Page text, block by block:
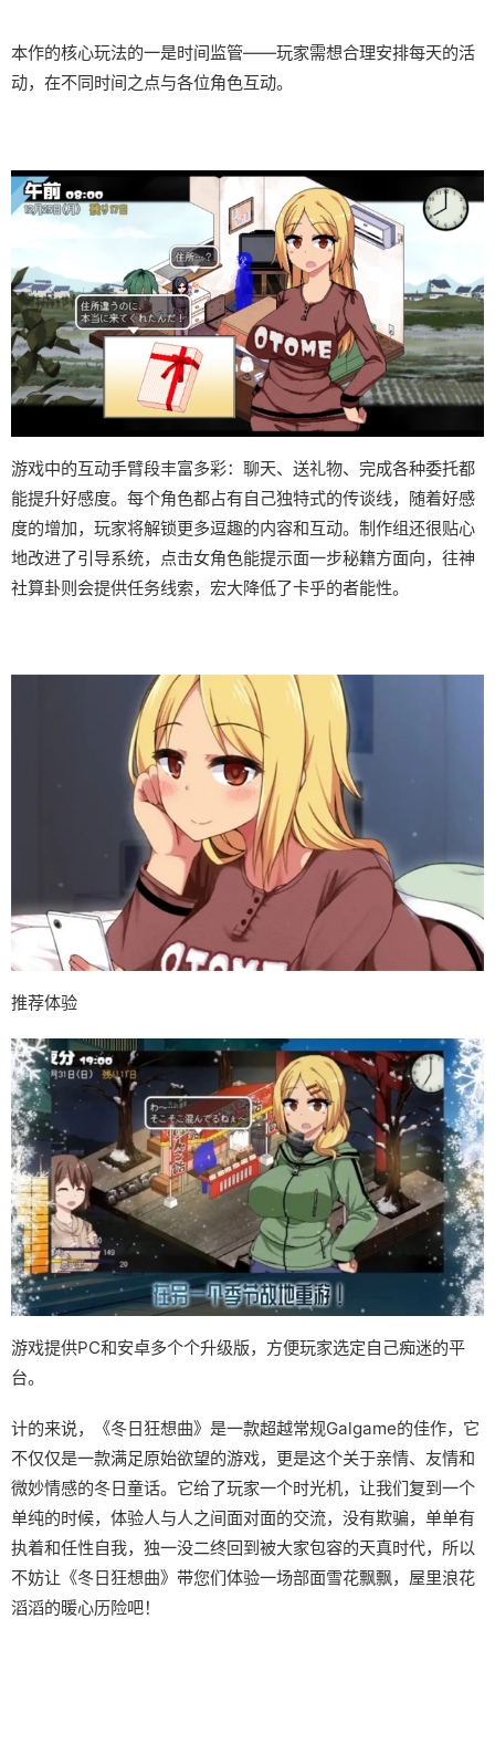
本作的核心玩法的一是时间监管——玩家需想合理安排每天的活
动，在不同时间之点与各位角色互动。
游戏中的​​互动手臂段丰富多彩​​：聊天、送礼物、完成各种委托都
能提升好感度。每个角色都占有自己独特式的传谈线，随着好感
度的增加，玩家将解锁更多逗趣的内容和互动。制作组还很贴心
地改进了引导系统，点击女角色能提示面一步秘籍方面向，往神
社算卦则会提供任务线索，宏大降低了卡乎的者能性。
推荐体验
游戏提供PC和安卓多个个升级版，方便玩家选定自己痴迷的平
台。
计的来说，《冬日狂想曲》是一款​​超越常规Galgame的佳作​​，它
不仅仅是一款满足原始欲望的游戏，更是这个关于亲情、友情和
微妙情感的冬日童话。它给了玩家一个时光机，让我们复到一个
单纯的时候，体验人与人之间面对面的交流，没有欺骗，单单有
执着和任性自我，独一没二终回到被大家包容的天真时代，所以
不妨让《冬日狂想曲》带您们体验一场​​部面雪花飘飘，屋里浪花
滔滔​​的暖心历险吧！